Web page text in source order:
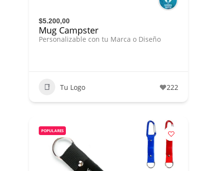
$5.200,00
Mug Campster
Personalizable con tu Marca o Diseño
Tu Logo 222
POPULARES